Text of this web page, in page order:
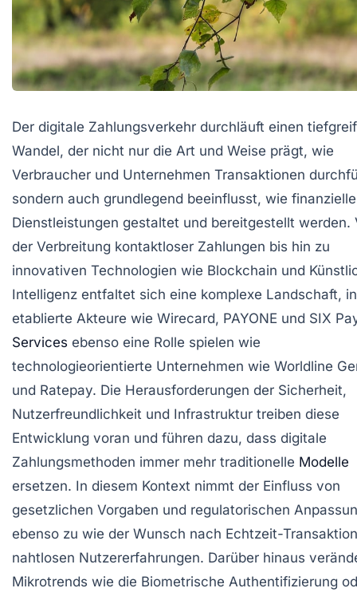
Der digitale Zahlungsverkehr durchläuft einen
Wandel, der nicht nur die Art und Weise prägt, wie
Verbraucher und Unternehmen Transaktionen
sondern auch grundlegend beeinflusst, wie finanzielle
Dienstleistungen gestaltet und bereitgestellt werden.
der Verbreitung kontaktloser Zahlungen bis hin zu
innovativen Technologien wie Blockchain und
Intelligenz entfaltet sich eine komplexe Landschaft,
etablierte Akteure wie Wirecard, PAYONE und SIX
Services ebenso eine Rolle spielen wie
technologieorientierte Unternehmen wie Worldline
und Ratepay. Die Herausforderungen der Sicherheit,
Nutzerfreundlichkeit und Infrastruktur treiben diese
Entwicklung voran und führen dazu, dass digitale
Zahlungsmethoden immer mehr traditionelle Modelle
ersetzen. In diesem Kontext nimmt der Einfluss von
gesetzlichen Vorgaben und regulatorischen
ebenso zu wie der Wunsch nach Echtzeit-
nahtlosen Nutzererfahrungen. Darüber hinaus
Mikrotrends wie die Biometrische Authentifizierung